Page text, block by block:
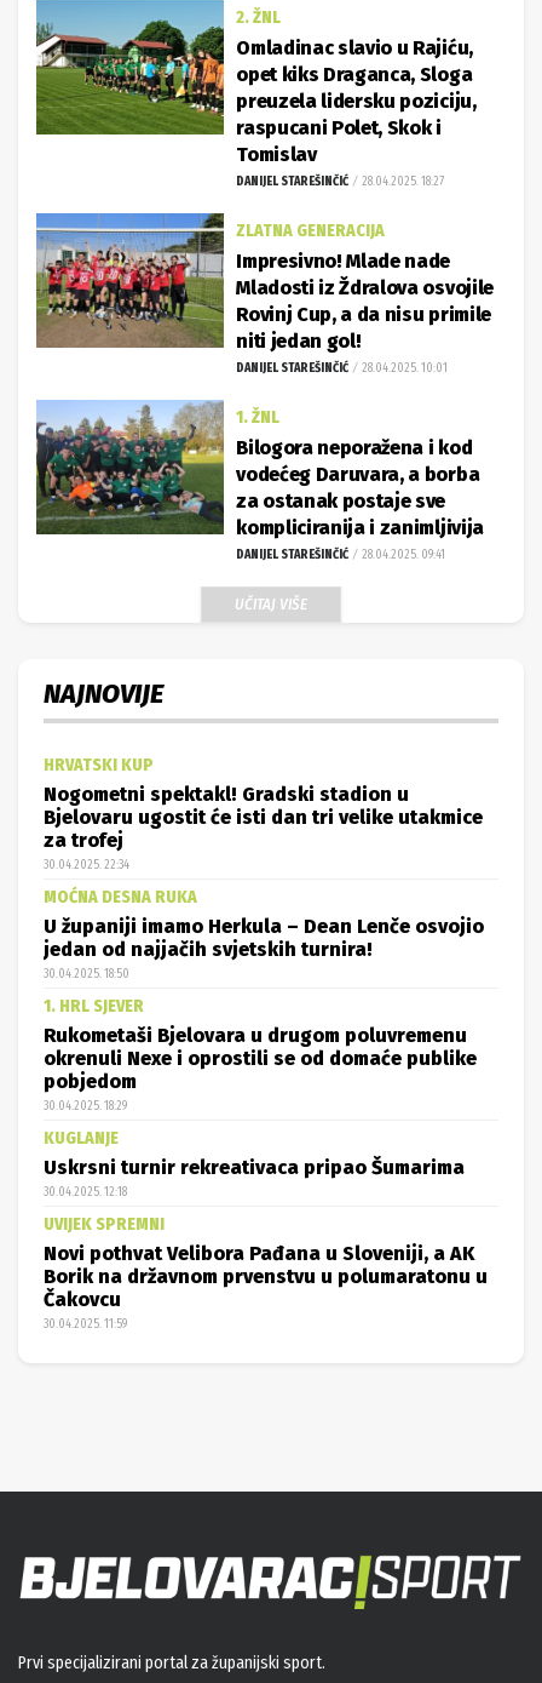
2. ŽNL
Omladinac slavio u Rajiću,
opet kiks Draganca, Sloga
preuzela lidersku poziciju,
raspucani Polet, Skok i
Tomislav
DANIJEL STAREŠINČIĆ 28.04.2025. 18:27
ZLATNA GENERACIJA
Impresivno! Mlade nade
Mladosti iz Ždralova osvojile
Rovinj Cup, a da nisu primile
niti jedan gol!
DANIJEL STAREŠINČIĆ 28.04.2025. 10:01
1. ŽNL
Bilogora neporažena i kod
vodećeg Daruvara, a borba
za ostanak postaje sve
kompliciranija i zanimljivija
DANIJEL STAREŠINČIĆ 28.04.2025. 09:41
UČITAJ VIŠE
NAJNOVIJE
HRVATSKI KUP
Nogometni spektakl! Gradski stadion u
Bjelovaru ugostit će isti dan tri velike utakmice
za trofej
30.04.2025. 22:34
MOĆNA DESNA RUKA
U županiji imamo Herkula – Dean Lenče osvojio
jedan od najjačih svjetskih turnira!
30.04.2025. 18:50
1. HRL SJEVER
Rukometaši Bjelovara u drugom poluvremenu
okrenuli Nexe i oprostili se od domaće publike
pobjedom
30.04.2025. 18:29
KUGLANJE
Uskrsni turnir rekreativaca pripao Šumarima
30.04.2025. 12:18
UVIJEK SPREMNI
Novi pothvat Velibora Pađana u Sloveniji, a AK
Borik na državnom prvenstvu u polumaratonu u
Čakovcu
30.04.2025. 11:59
Prvi specijalizirani portal za županijski sport.